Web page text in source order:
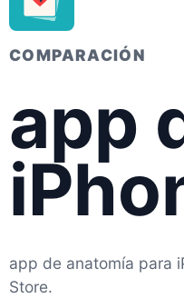
COMPARACIÓN
app
app de anatomía para
Store.